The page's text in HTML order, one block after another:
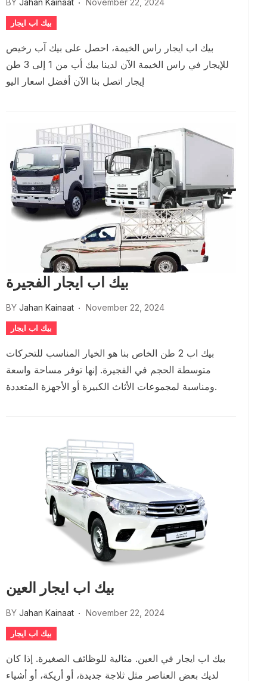
BY Jahan Kainaat November 22, 2024
بيك اب ايجار
بيك اب ايجار راس الخيمة، احصل على بيك آب رخيص
للإيجار في راس الخيمة الآن لدينا بيك أب من 1 إلى 3 طن
إيجار اتصل بنا الآن أفضل اسعار اليو
بيك اب ايجار الفجيرة
BY Jahan Kainaat November 22, 2024
بيك اب ايجار
بيك اب 2 طن الخاص بنا هو الخيار المناسب للتحركات
متوسطة الحجم في الفجيرة. إنها توفر مساحة واسعة
ومناسبة لمجموعات الأثاث الكبيرة أو الأجهزة المتعددة.
بيك اب ايجار العين
BY Jahan Kainaat November 22, 2024
بيك اب ايجار
بيك اب ايجار في العين. مثالية للوظائف الصغيرة. إذا كان
لديك بعض العناصر مثل ثلاجة جديدة، أو أريكة، أو أشياء